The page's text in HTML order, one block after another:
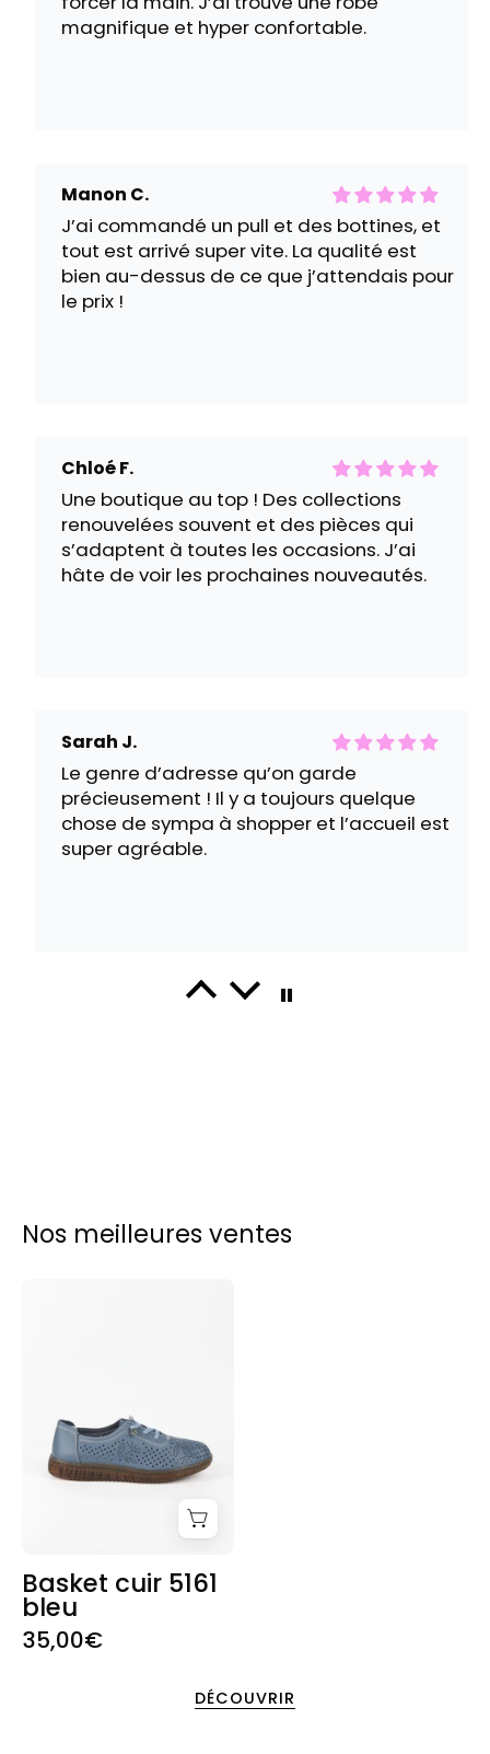
magnifique et hyper confortable.
Manon C.
J’ai commandé un pull et des bottines, et
tout est arrivé super vite. La qualité est
bien au-dessus de ce que j’attendais pour
le prix !
Chloé F.
Une boutique au top ! Des collections
renouvelées souvent et des pièces qui
s’adaptent à toutes les occasions. J’ai
hâte de voir les prochaines nouveautés.
Sarah J.
Le genre d’adresse qu’on garde
précieusement ! Il y a toujours quelque
chose de sympa à shopper et l’accueil est
super agréable.
Mon colis est arrivé super rapidement, tout
était bien emballé et les vêtements sont
encore plus beaux en vrai. Super
Nos meilleures ventes
Basket cuir 5161
bleu
35,00€
DÉCOUVRIR